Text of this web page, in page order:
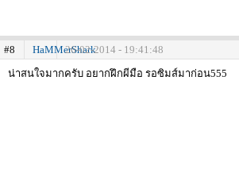
#8 HaMMerShark26-02-2014 - 19:41:48
น่าสนใจมากครับ อยากฝึกผีมือ รอซิมส์มาก่อน555